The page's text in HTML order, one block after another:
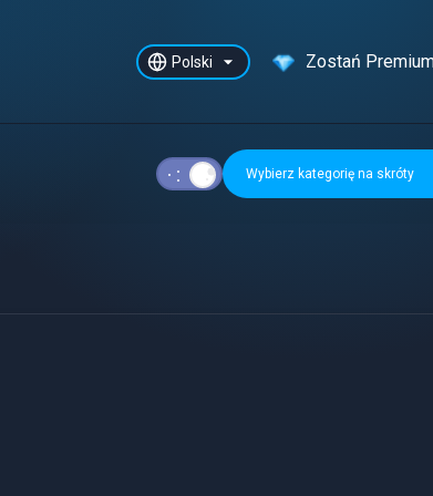
Polski Zostań
Wybierz kategorię na skróty